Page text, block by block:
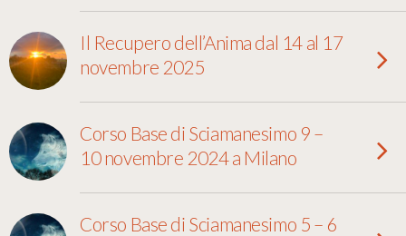
Il Recupero dell’Anima dal 14 al 17
novembre 2025
Corso Base di Sciamanesimo 9 –
10 novembre 2024 a Milano
Corso Base di Sciamanesimo 5 – 6